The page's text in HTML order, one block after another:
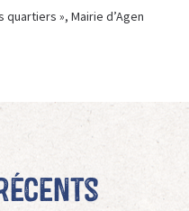
quartiers », Mairie d’Agen